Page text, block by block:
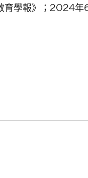
育學報》；2024